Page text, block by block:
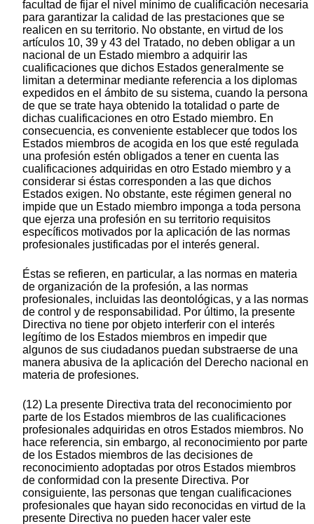
facultad de fijar el nivel mínimo de cualificación necesaria
para garantizar la calidad de las prestaciones que se
realicen en su territorio. No obstante, en virtud de los
artículos 10, 39 y 43 del Tratado, no deben obligar a un
nacional de un Estado miembro a adquirir las
cualificaciones que dichos Estados generalmente se
limitan a determinar mediante referencia a los diplomas
expedidos en el ámbito de su sistema, cuando la persona
de que se trate haya obtenido la totalidad o parte de
dichas cualificaciones en otro Estado miembro. En
consecuencia, es conveniente establecer que todos los
Estados miembros de acogida en los que esté regulada
una profesión estén obligados a tener en cuenta las
cualificaciones adquiridas en otro Estado miembro y a
considerar si éstas corresponden a las que dichos
Estados exigen. No obstante, este régimen general no
impide que un Estado miembro imponga a toda persona
que ejerza una profesión en su territorio requisitos
específicos motivados por la aplicación de las normas
profesionales justificadas por el interés general.
Éstas se refieren, en particular, a las normas en materia
de organización de la profesión, a las normas
profesionales, incluidas las deontológicas, y a las normas
de control y de responsabilidad. Por último, la presente
Directiva no tiene por objeto interferir con el interés
legítimo de los Estados miembros en impedir que
algunos de sus ciudadanos puedan substraerse de una
manera abusiva de la aplicación del Derecho nacional en
materia de profesiones.
(12) La presente Directiva trata del reconocimiento por
parte de los Estados miembros de las cualificaciones
profesionales adquiridas en otros Estados miembros. No
hace referencia, sin embargo, al reconocimiento por parte
de los Estados miembros de las decisiones de
reconocimiento adoptadas por otros Estados miembros
de conformidad con la presente Directiva. Por
consiguiente, las personas que tengan cualificaciones
profesionales que hayan sido reconocidas en virtud de la
presente Directiva no pueden hacer valer este